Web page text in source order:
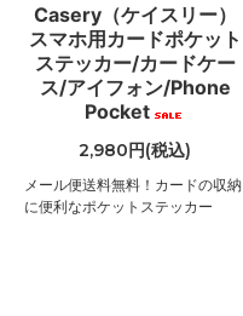
Casery（ケイスリー）
スマホ用カードポケット
ステッカー/カードケー
ス/アイフォン/Phone
Pocket
2,980円(税込)
メール便送料無料！カードの収納
に便利なポケットステッカー